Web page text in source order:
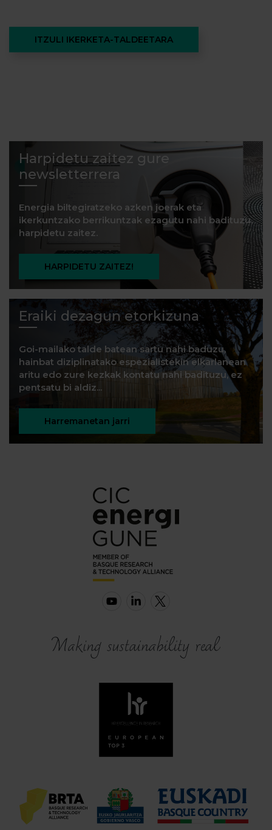
ITZULI IKERKETA-TALDEETARA
Harpidetu zaitez gure
newsletterrera
Energia biltegiratzeko azken joerak eta
ikerkuntzako berrikuntzak ezagutu nahi badituzu,
harpidetu zaitez.
HARPIDETU ZAITEZ!
Eraiki dezagun etorkizuna
Goi-mailako talde batean sartu nahi baduzu,
hainbat diziplinatako espezialistekin elkarlanean
aritu edo zure kezkak kontatu nahi badituzu, ez
pentsatu bi aldiz...
Harremanetan jarri